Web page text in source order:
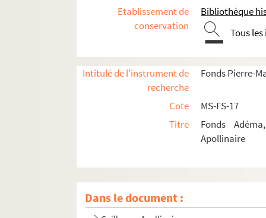
Etablissement de
conservation
Bibliothèque
Tous
Intitulé de l'instrument de
recherche
Fonds Pierre-
Cote
MS-FS-17
Titre
Fonds
Apollinaire
Dans le document :